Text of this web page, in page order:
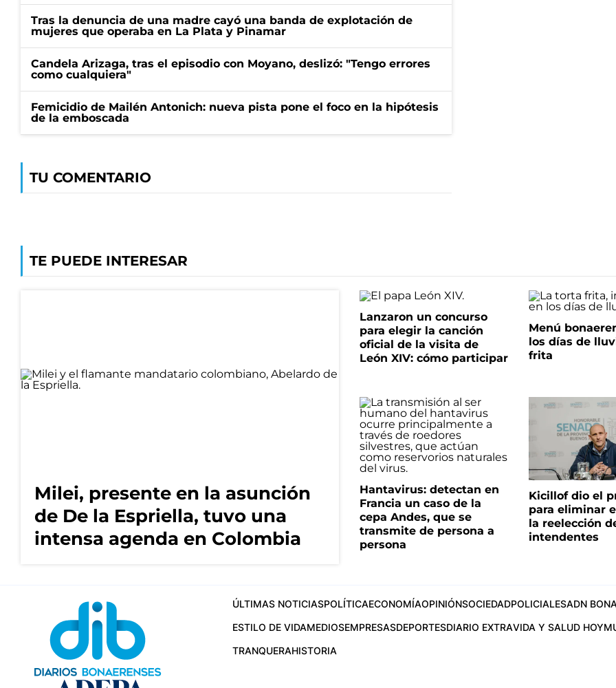
Tras la denuncia de una madre cayó una banda de explotación de
mujeres que operaba en La Plata y Pinamar
Candela Arizaga, tras el episodio con Moyano, deslizó: "Tengo errores
como cualquiera"
Femicidio de Mailén Antonich: nueva pista pone el foco en la hipótesis
de la emboscada
TU COMENTARIO
TE PUEDE INTERESAR
Milei, presente en la asunción
de De la Espriella, tuvo una
intensa agenda en Colombia
Lanzaron un concurso
para elegir la canción
oficial de la visita de
León XIV: cómo participar
Menú
los días de
frita
Hantavirus: detectan en
Francia un caso de la
cepa Andes, que se
transmite de persona a
persona
Kicillof dio el
para eliminar
la reelección
intendentes
ÚLTIMAS NOTICIASPOLÍTICAECONOMÍAOPINIÓNSOCIEDADPOLICIALESADN
ESTILO DE VIDAMEDIOSEMPRESASDEPORTESDIARIO EXTRAVIDA Y SALUD HOY
TRANQUERAHISTORIA